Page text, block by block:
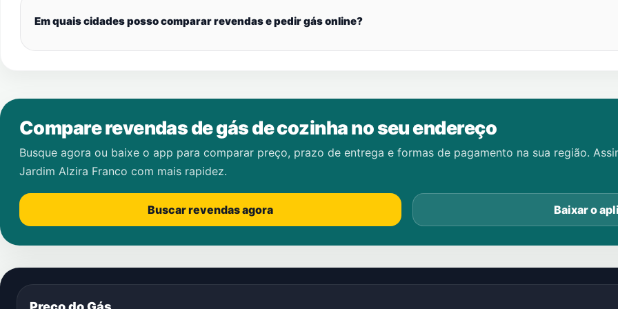
Em quais cidades posso comparar revendas e pedir gás online?
Compare revendas de gás de cozinha no seu endereço
Busque agora ou baixe o app para comparar preço, prazo de entrega e formas de pagamento na sua região.
Jardim Alzira Franco com mais rapidez.
Buscar revendas agora Baixar o